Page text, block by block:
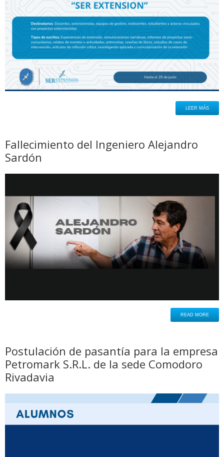
LEER MÁS
Fallecimiento del Ingeniero Alejandro
Sardón
READ MORE
Postulación de pasantía para la empresa
Petromark S.R.L. de la sede Comodoro
Rivadavia